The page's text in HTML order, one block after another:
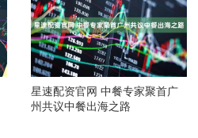
星速配资官网 中餐专家聚首广
州共议中餐出海之路